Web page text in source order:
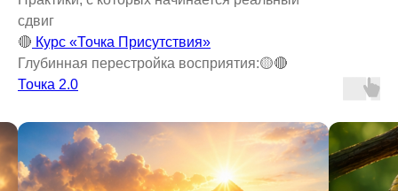
сдвиг
🔴 Курс «Точка Присутствия»
Глубинная перестройка восприятия:🟡🔴
Точка 2.0